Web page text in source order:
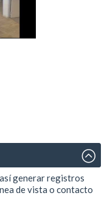
generar registros
de vista o contacto